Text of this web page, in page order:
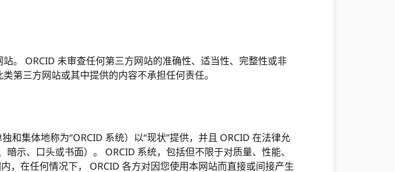
。 ORCID 未审查任何第三方网站的准确性、适当性、完整性或非
第三方网站或其中提供的内容不承担任何责任。
和集体地称为“ORCID 系统）以“现状”提供，并且 ORCID 在法律允
示、口头或书面）。 ORCID 系统，包括但不限于对质量、性能、
，在任何情况下， ORCID 各方对因您使用本网站而直接或间接产生